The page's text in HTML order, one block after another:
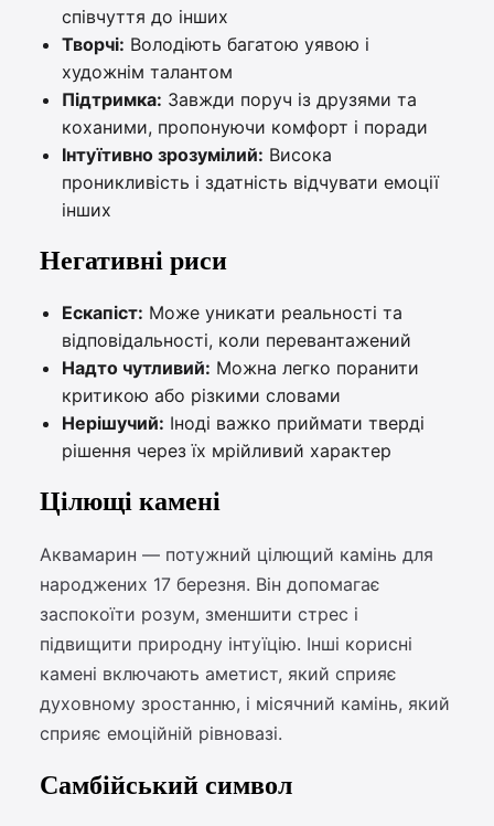
співчуття до інших
Творчі: Володіють багатою уявою і
художнім талантом
Підтримка: Завжди поруч із друзями та
коханими, пропонуючи комфорт і поради
Інтуїтивно зрозумілий: Висока
проникливість і здатність відчувати емоції
інших
Негативні риси
Ескапіст: Може уникати реальності та
відповідальності, коли перевантажений
Надто чутливий: Можна легко поранити
критикою або різкими словами
Нерішучий: Іноді важко приймати тверді
рішення через їх мрійливий характер
Цілющі камені
Аквамарин — потужний цілющий камінь для
народжених 17 березня. Він допомагає
заспокоїти розум, зменшити стрес і
підвищити природну інтуїцію. Інші корисні
камені включають аметист, який сприяє
духовному зростанню, і місячний камінь, який
сприяє емоційній рівновазі.
Самбійський символ